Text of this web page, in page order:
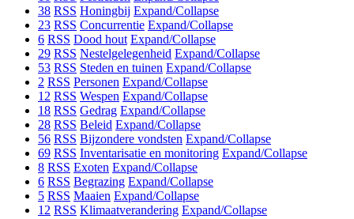
38 RSS Honingbij Expand/Collapse
23 RSS Concurrentie Expand/Collapse
6 RSS Dood hout Expand/Collapse
29 RSS Nestelgelegenheid Expand/Collapse
53 RSS Steden en tuinen Expand/Collapse
2 RSS Personen Expand/Collapse
12 RSS Wespen Expand/Collapse
18 RSS Gedrag Expand/Collapse
28 RSS Beleid Expand/Collapse
56 RSS Bijzondere vondsten Expand/Collapse
69 RSS Inventarisatie en monitoring Expand/Collapse
8 RSS Exoten Expand/Collapse
6 RSS Begrazing Expand/Collapse
5 RSS Maaien Expand/Collapse
12 RSS Klimaatverandering Expand/Collapse